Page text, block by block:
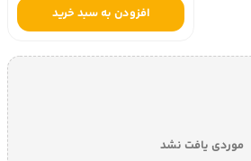
افزودن به سبد خرید
موردی یافت نشد